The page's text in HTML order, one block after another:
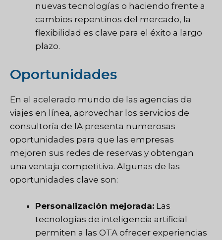
nuevas tecnologías o haciendo frente a
cambios repentinos del mercado, la
flexibilidad es clave para el éxito a largo
plazo.
Oportunidades
En el acelerado mundo de las agencias de
viajes en línea, aprovechar los servicios de
consultoría de IA presenta numerosas
oportunidades para que las empresas
mejoren sus redes de reservas y obtengan
una ventaja competitiva. Algunas de las
oportunidades clave son:
Personalización mejorada: Las
tecnologías de inteligencia artificial
permiten a las OTA ofrecer experiencias